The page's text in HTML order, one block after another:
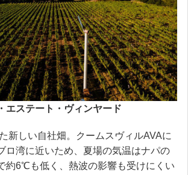
エステート・ヴィンヤード
新しい自社畑。クームスヴィルAVAに
ロ湾に近いため、夏場の気温はナパの
約6℃も低く、熱波の影響も受けにくい